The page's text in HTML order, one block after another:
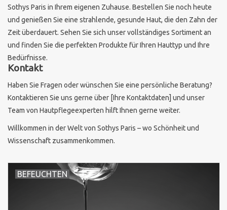
Sothys Paris in Ihrem eigenen Zuhause. Bestellen Sie noch heute
und genießen Sie eine strahlende, gesunde Haut, die den Zahn der
Zeit überdauert. Sehen Sie sich unser vollständiges Sortiment an
und finden Sie die perfekten Produkte für Ihren Hauttyp und Ihre
Bedürfnisse.
Kontakt
Haben Sie Fragen oder wünschen Sie eine persönliche Beratung?
Kontaktieren Sie uns gerne über [Ihre Kontaktdaten] und unser
Team von Hautpflegeexperten hilft Ihnen gerne weiter.
Willkommen in der Welt von Sothys Paris – wo Schönheit und
Wissenschaft zusammenkommen.
BEFEUCHTEN